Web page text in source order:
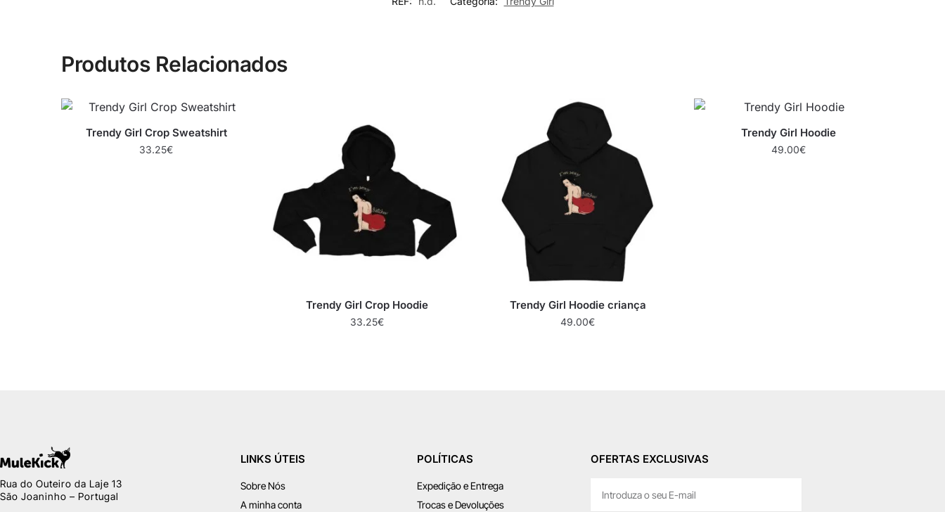
Produtos Relacionados
Trendy Girl Crop Sweatshirt
33.25€
Trendy Girl Crop Hoodie
33.25€
Trendy Girl Hoodie criança
49.00€
Trendy Girl Hoodie
49.00€
Rua do Outeiro da Laje 13
São Joaninho – Portugal
LINKS ÚTEIS
Sobre Nós
A minha conta
POLÍTICAS
Expedição e Entrega
Trocas e Devoluções
OFERTAS EXCLUSIVAS